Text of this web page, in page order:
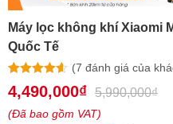
Máy lọc không khí Xiaomi
Quốc Tế
4.57trên 5
dựa trên
7
(7 đánh giá của
4,490,000₫ 5,990,000₫
(Đã bao gồm VAT)